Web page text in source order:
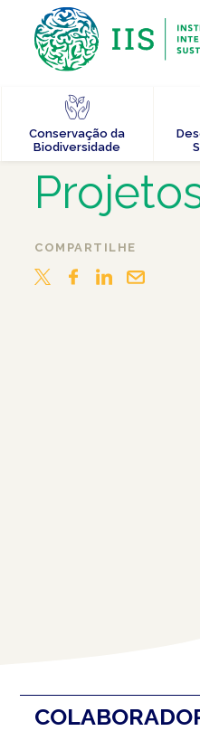
Conservação da
Biodiversidade
COMPARTILHE